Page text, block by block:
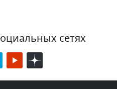
сетях